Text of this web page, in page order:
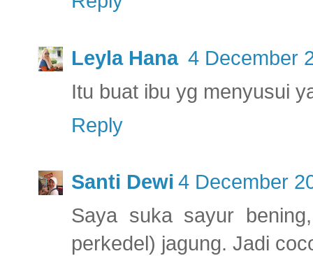
Leyla Hana 4 December
Itu buat ibu yg menyusui
Reply
Santi Dewi 4 December
Saya suka sayur
perkedel) jagung. Jadi